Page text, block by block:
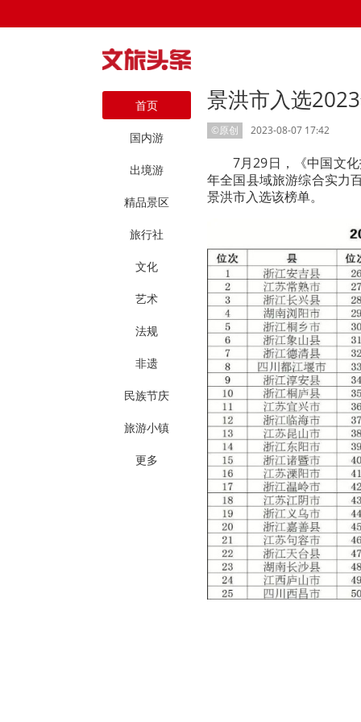
首页
国内游
出境游
精品景区
旅行社
文化
艺术
法规
非遗
民族节庆
旅游小镇
更多
景洪市入选
©原创 2023-08-07 17:42
7月29日，《中国文
年全国县域旅游综合实力
景洪市入选该榜单。